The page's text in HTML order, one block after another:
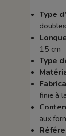
Type
15 cm
Type
finie à
aux